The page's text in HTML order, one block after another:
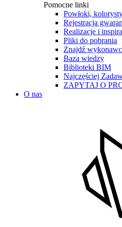
Pomocne linki
Powłoki,
Rejestracja
Realizacje i
Pliki do pobrania
Znajdź
Baza wiedzy
Biblioteki BIM
Najczęściej
ZAPYTAJ O
O nas